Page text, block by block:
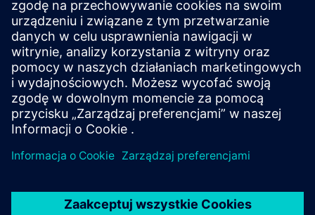
Dzięki LemonTree.connect dla Polarion umożliwiamy
kompleksowe śledzenie wymagań, architektury i
modelowania. Zautomatyzowane tworzenie wersji modeli,
zintegrowane zarządzanie wymaganiami i zmianami oraz
pełna identyfikowalność zap...
Dowiedz się więcej